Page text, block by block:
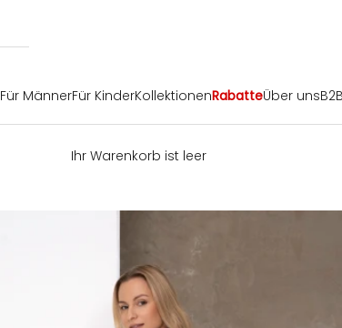
Für MännerFür KinderKollektionenRabatteÜber unsB2B
Ihr Warenkorb ist leer